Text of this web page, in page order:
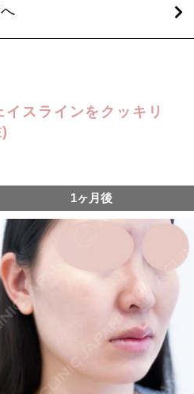
)
スラインをクッキリ
1ヶ月後